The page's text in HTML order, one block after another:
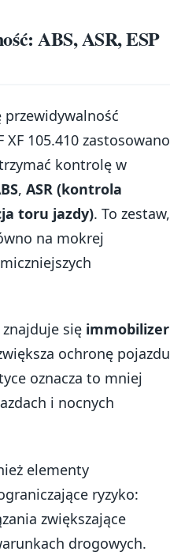
ABS, ASR, ESP
przewidywalność
105.410 zastosowano
kontrolę w
, ASR (kontrola
toru jazdy). To zestaw,
na mokrej
się immobilizer
ochronę pojazdu
oznacza to mniej
i nocnych
elementy
ryzyko:
zwiększające
drogowych.